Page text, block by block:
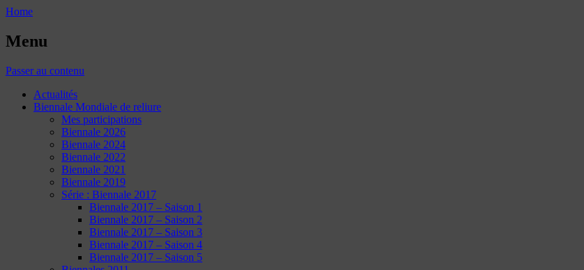
Home
Menu
Passer au contenu
Actualités
Biennale Mondiale de reliure
Mes participations
Biennale 2026
Biennale 2024
Biennale 2022
Biennale 2021
Biennale 2019
Série : Biennale 2017
Biennale 2017 – Saison 1
Biennale 2017 – Saison 2
Biennale 2017 – Saison 3
Biennale 2017 – Saison 4
Biennale 2017 – Saison 5